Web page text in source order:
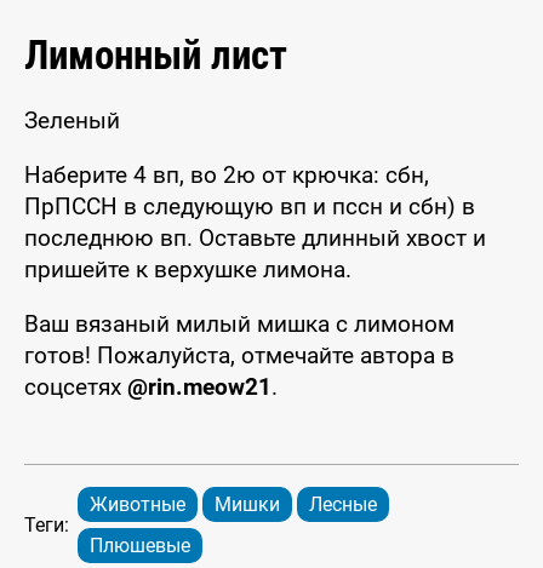
Лимонный лист
Зеленый
Наберите 4 вп, во 2ю от крючка: сбн,
ПрПССН в следующую вп и пссн и сбн) в
последнюю вп. Оставьте длинный хвост и
пришейте к верхушке лимона.
Ваш вязаный милый мишка с лимоном
готов! Пожалуйста, отмечайте автора в
соцсетях @rin.meow21.
Теги:
Животные Мишки
Лесные
Плюшевые